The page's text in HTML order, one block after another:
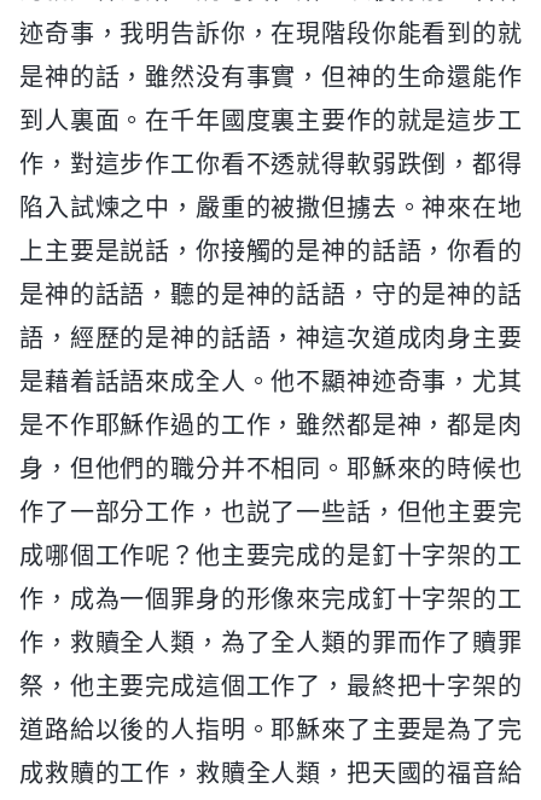
迹奇事，我明告訴你，在現階段你能看到的就
是神的話，雖然没有事實，但神的生命還能作
到人裏面。在千年國度裏主要作的就是這步工
作，對這步作工你看不透就得軟弱跌倒，都得
陷入試煉之中，嚴重的被撒但擄去。神來在地
上主要是説話，你接觸的是神的話語，你看的
是神的話語，聽的是神的話語，守的是神的話
語，經歷的是神的話語，神這次道成肉身主要
是藉着話語來成全人。他不顯神迹奇事，尤其
是不作耶穌作過的工作，雖然都是神，都是肉
身，但他們的職分并不相同。耶穌來的時候也
作了一部分工作，也説了一些話，但他主要完
成哪個工作呢？他主要完成的是釘十字架的工
作，成為一個罪身的形像來完成釘十字架的工
作，救贖全人類，為了全人類的罪而作了贖罪
祭，他主要完成這個工作了，最終把十字架的
道路給以後的人指明。耶穌來了主要是為了完
成救贖的工作，救贖全人類，把天國的福音給